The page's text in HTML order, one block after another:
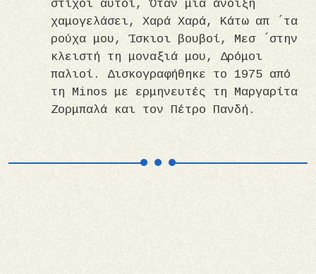
στίχοι αυτοί, Όταν μια άνοιξη
χαμογελάσει, Χαρά Χαρά, Κάτω απ ́ τα
ρούχα μου, Ίσκιοι βουβοί, Μεσ ́ στην
κλειστή τη μοναξιά μου, Δρόμοι
παλιοί. Δισκογραφήθηκε το 1975 από
τη Minos με ερμηνευτές τη Μαργαρίτα
Ζορμπαλά και τον Πέτρο Πανδή.